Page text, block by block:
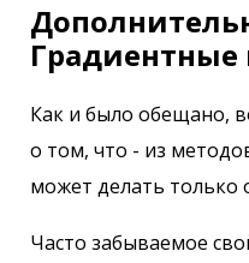
Градиентные
Как и было обещано,
о том, что - из
может делать только
Часто забываемое